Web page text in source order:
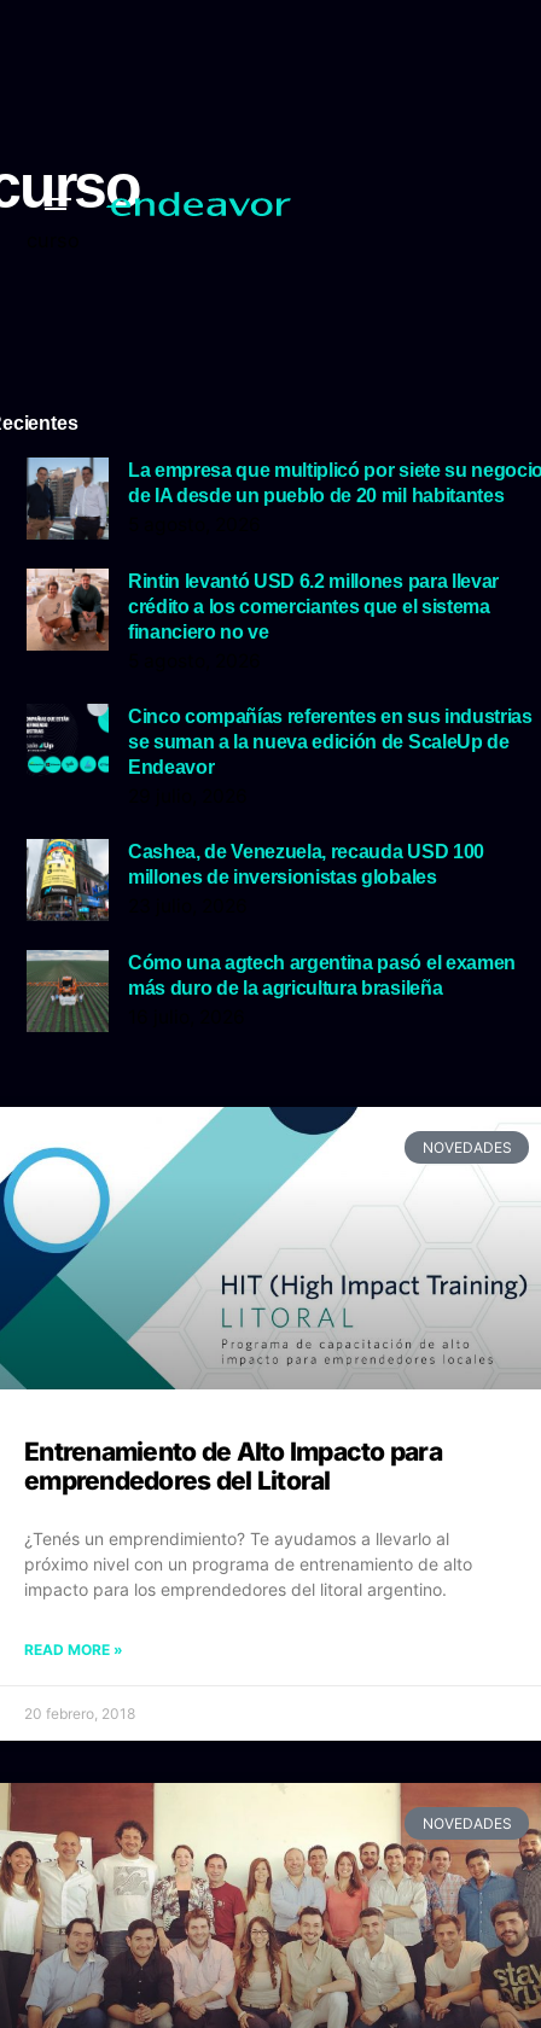
La empresa que multiplicó por siete su
de IA desde un pueblo de 20 mil habitantes
Rintin levantó USD 6.2 millones para llevar
crédito a los comerciantes que el sistema
financiero no ve
Cinco compañías referentes en sus industrias
se suman a la nueva edición de ScaleUp de
Endeavor
Cashea, de Venezuela, recauda USD 100
millones de inversionistas globales
Cómo una agtech argentina pasó el examen
más duro de la agricultura brasileña
NOVEDADES
Entrenamiento de Alto Impacto para
emprendedores del Litoral
¿Tenés un emprendimiento? Te ayudamos a llevarlo al
próximo nivel con un programa de entrenamiento de alto
impacto para los emprendedores del litoral argentino.
READ MORE »
20 febrero, 2018
NOVEDADES